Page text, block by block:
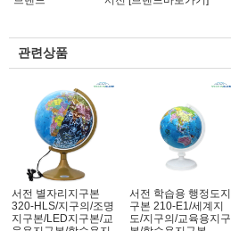
관련상품
서전 별자리지구본
320-HLS/지구의/조명
지구본/LED지구본/교
서전 학습용 행정도지
구본 210-E1/세계지
도/지구의/교육용지구